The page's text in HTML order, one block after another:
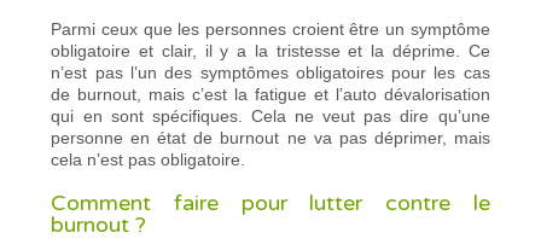
Parmi ceux que les personnes croient être un symptôme
obligatoire et clair, il y a la tristesse et la déprime. Ce
n’est pas l’un des symptômes obligatoires pour les cas
de burnout, mais c’est la fatigue et l’auto dévalorisation
qui en sont spécifiques. Cela ne veut pas dire qu’une
personne en état de burnout ne va pas déprimer, mais
cela n’est pas obligatoire.
Comment faire pour lutter contre le
burnout ?